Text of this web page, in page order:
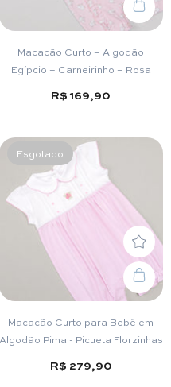
Macacão Curto – Algodão
Egípcio – Carneirinho – Rosa
R$ 169,90
Esgotado
Macacão Curto para Bebê em
Algodão Pima - Picueta Florzinhas
R$ 279,90